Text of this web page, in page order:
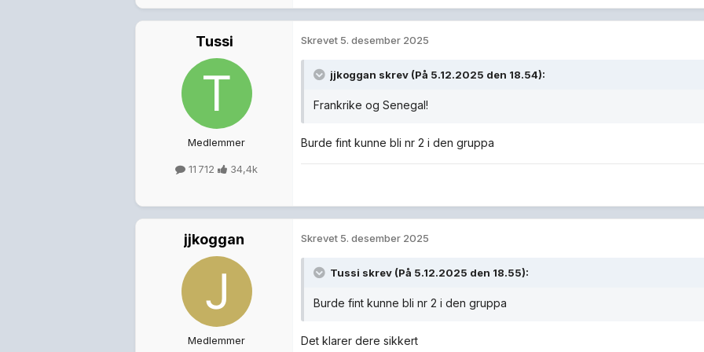
Tussi
Medlemmer
11 712 34,4k
Skrevet 5. desember 2025
jjkoggan skrev (På 5.12.2025 den 18.54):
Frankrike og Senegal!
Burde fint kunne bli nr 2 i den gruppa
jjkoggan
Medlemmer
Skrevet 5. desember 2025
Tussi skrev (På 5.12.2025 den 18.55):
Burde fint kunne bli nr 2 i den gruppa
Det klarer dere sikkert